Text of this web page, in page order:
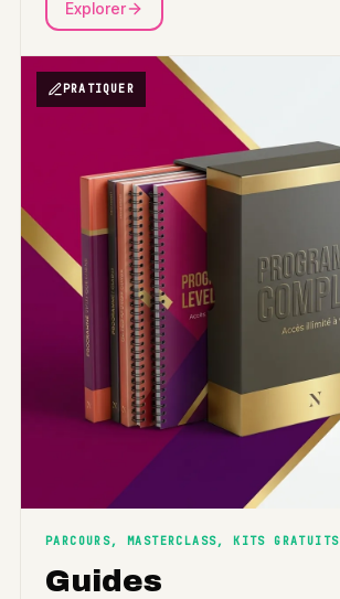
Explorer
PRATIQUER
PARCOURS, MASTERCLASS, KITS GRATUITS
Guides